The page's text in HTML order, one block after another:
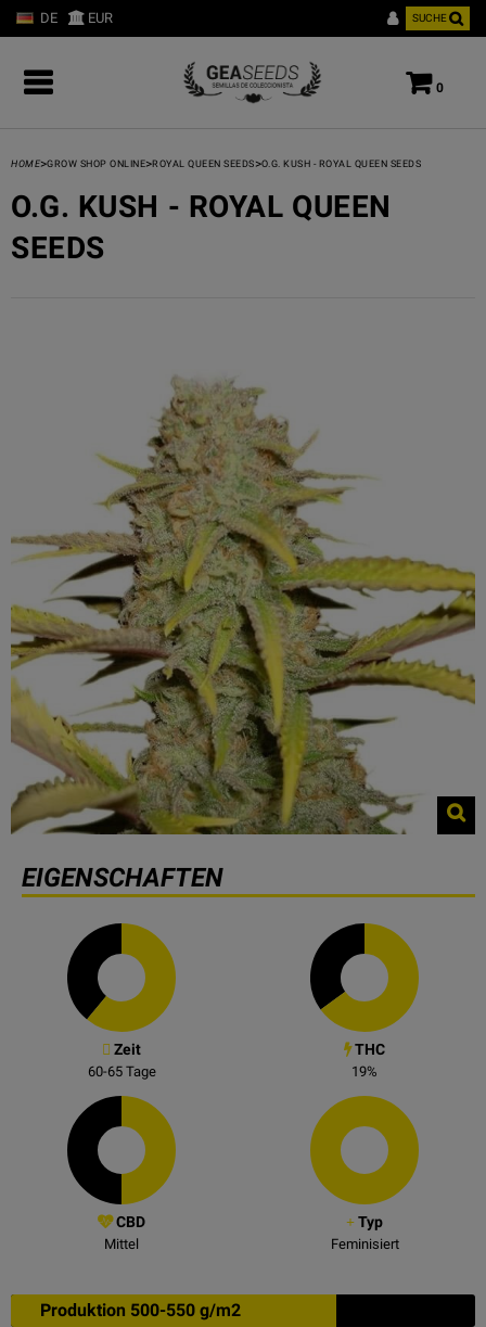
DE EUR SUCHE
0
HOME>GROW SHOP ONLINE>ROYAL QUEEN SEEDS >O.G. KUSH - ROYAL QUEEN SEEDS
O.G. KUSH - ROYAL QUEEN
SEEDS
EIGENSCHAFTEN
Zeit
60-65Tage
THC
19%
CBD
Mittel
Typ
Feminisiert
Produktion 500-550 g/m2